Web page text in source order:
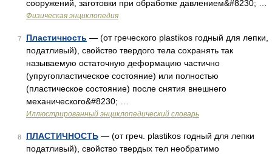
сооружений, заготовки при обработке давлением&#8230; …
Физическая энциклопедия
7 Пластичность — (от греческого plastikos годный для лепки,
податливый), свойство твердого тела сохранять так
называемую остаточную деформацию частично
(упругопластическое состояние) или полностью
(пластическое состояние) после снятия внешнего
механического&#8230; …
Иллюстрированный энциклопедический словарь
8 ПЛАСТИЧНОСТЬ — (от греч. plastikos годный для лепки
податливый), свойство твердых тел необратимо